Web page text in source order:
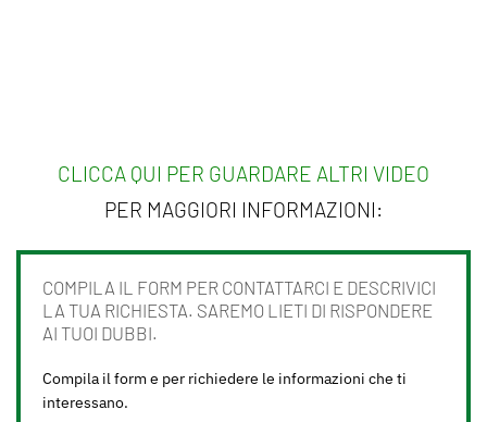
CLICCA QUI PER GUARDARE ALTRI VIDEO
PER MAGGIORI INFORMAZIONI:
COMPILA IL FORM PER CONTATTARCI E DESCRIVICI
LA TUA RICHIESTA. SAREMO LIETI DI RISPONDERE
AI TUOI DUBBI.
Compila il form e per richiedere le informazioni che ti
interessano.